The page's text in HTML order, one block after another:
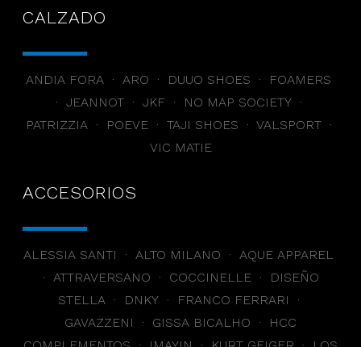
CALZADO
ANDIA FORA · ARO · DUUO SHOES · FOAMERS
· JEANNOT · JKF · NO MAP SOCIETY ·
PATRIZZIA · POEVE · TAJI SHOES · VALSPORT ·
VIC MATIE
ACCESORIOS
ALESSIA SANTI · ALTO MILANO · AQUE APPAREL
· ATTRAVERSANO · COCCINELLE · DISEÑO
STELLA · DNKY · FRANCO FERRARI ·
GAVAZZENI · GISSA BICALHO · HCC